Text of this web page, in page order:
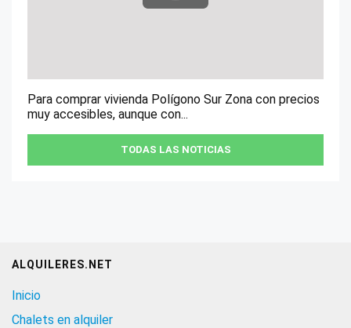
Para comprar vivienda Polígono Sur Zona con precios
muy accesibles, aunque con...
TODAS LAS NOTICIAS
ALQUILERES.NET
Inicio
Chalets en alquiler